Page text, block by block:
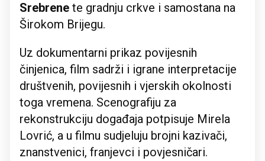
Srebrene te gradnju crkve i samostana na
Širokom Brijegu.
Uz dokumentarni prikaz povijesnih
činjenica, film sadrži i igrane interpretacije
društvenih, povijesnih i vjerskih okolnosti
toga vremena. Scenografiju za
rekonstrukciju događaja potpisuje Mirela
Lovrić, a u filmu sudjeluju brojni kazivači,
znanstvenici, franjevci i povjesničari.